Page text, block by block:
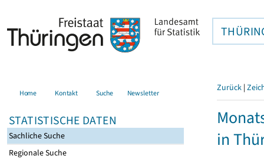
Home Kontakt Suche Newsletter
STATISTISCHE DATEN
Sachliche Suche
Regionale Suche
Zurück |
in